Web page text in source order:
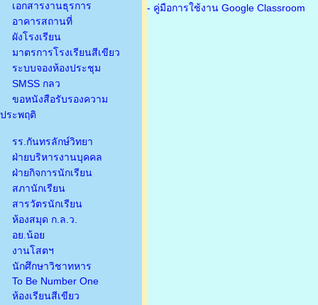
เอกสารงานธุรการ
อาคารสถานที่
ผังโรงเรียน
มาตรการโรงเรียนสีเขียว
ระบบจองห้องประชุม
SMSS กลว
ขอหนังสือรับรองความ
ประพฤติ
รร.กันทรลักษ์วิทยา
ฝ่ายบริหารงานบุคคล
ฝ่ายกิจการนักเรียน
สภานักเรียน
สารวัตรนักเรียน
ห้องสมุด ก.ล.ว.
อย.น้อย
งานโสตฯ
นักศึกษาวิชาทหาร
To Be Number One
ห้องเรียนสีเขียว
- คู่มือการใช้งาน Google Classroom